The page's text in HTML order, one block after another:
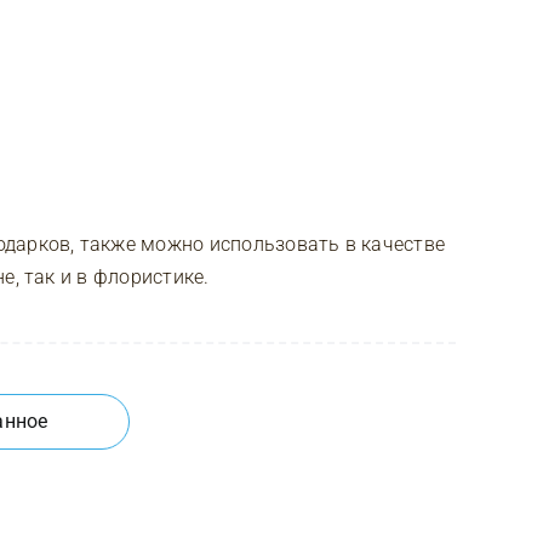
также можно использовать в качестве
так и в флористике.